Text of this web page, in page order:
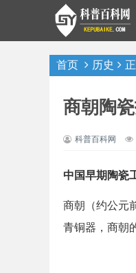
首页 历史
商朝陶
科普百科网
中国早期陶瓷
商朝（约公元
青铜器，商朝